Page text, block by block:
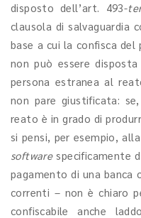
disposto dell’art. 493-
clausola di salvaguardia
base a cui la confisca
non può essere
persona estranea al
non pare giustificata:
reato è in grado di
si pensi, per esempio,
softwarespecificamente
pagamento di una banca
correnti – non è chiaro
confiscabile anche